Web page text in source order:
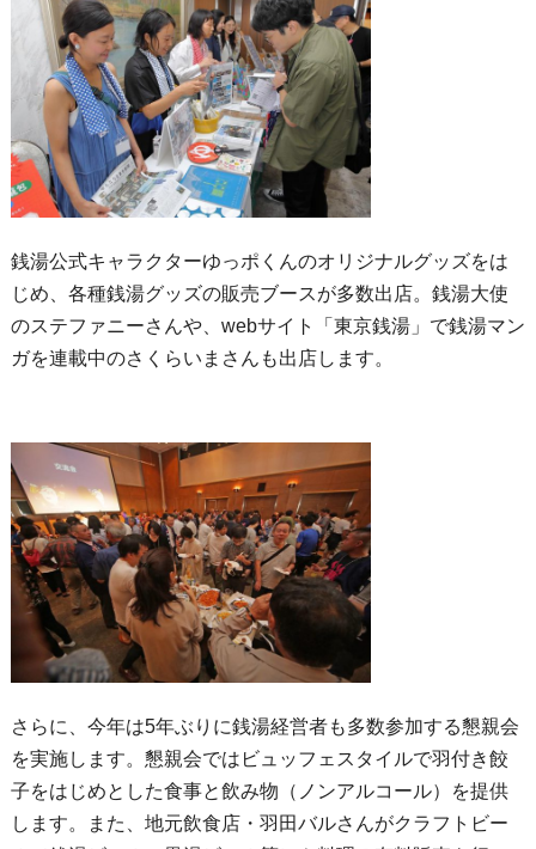
銭湯公式キャラクターゆっポくんのオリジナルグッズをは
じめ、各種銭湯グッズの販売ブースが多数出店。銭湯大使
のステファニーさんや、webサイト「東京銭湯」で銭湯マン
ガを連載中のさくらいまさんも出店します。
さらに、今年は5年ぶりに銭湯経営者も多数参加する懇親会
を実施します。懇親会ではビュッフェスタイルで羽付き餃
子をはじめとした食事と飲み物（ノンアルコール）を提供
します。また、地元飲食店・羽田バルさんがクラフトビー